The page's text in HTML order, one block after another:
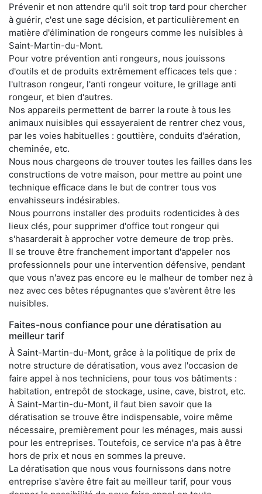
Prévenir et non attendre qu'il soit trop tard pour chercher
à guérir, c'est une sage décision, et particulièrement en
matière d'élimination de rongeurs comme les nuisibles à
Saint-Martin-du-Mont.
Pour votre prévention anti rongeurs, nous jouissons
d'outils et de produits extrêmement efficaces tels que :
l'ultrason rongeur, l'anti rongeur voiture, le grillage anti
rongeur, et bien d'autres.
Nos appareils permettent de barrer la route à tous les
animaux nuisibles qui essayeraient de rentrer chez vous,
par les voies habituelles : gouttière, conduits d'aération,
cheminée, etc.
Nous nous chargeons de trouver toutes les failles dans les
constructions de votre maison, pour mettre au point une
technique efficace dans le but de contrer tous vos
envahisseurs indésirables.
Nous pourrons installer des produits rodenticides à des
lieux clés, pour supprimer d'office tout rongeur qui
s'hasarderait à approcher votre demeure de trop près.
Il se trouve être franchement important d'appeler nos
professionnels pour une intervention défensive, pendant
que vous n'avez pas encore eu le malheur de tomber nez à
nez avec ces bêtes répugnantes que s'avèrent être les
nuisibles.
Faites-nous confiance pour une dératisation au
meilleur tarif
À Saint-Martin-du-Mont, grâce à la politique de prix de
notre structure de dératisation, vous avez l'occasion de
faire appel à nos techniciens, pour tous vos bâtiments :
habitation, entrepôt de stockage, usine, cave, bistrot, etc.
À Saint-Martin-du-Mont, il faut bien savoir que la
dératisation se trouve être indispensable, voire même
nécessaire, premièrement pour les ménages, mais aussi
pour les entreprises. Toutefois, ce service n'a pas à être
hors de prix et nous en sommes la preuve.
La dératisation que nous vous fournissons dans notre
entreprise s'avère être fait au meilleur tarif, pour vous